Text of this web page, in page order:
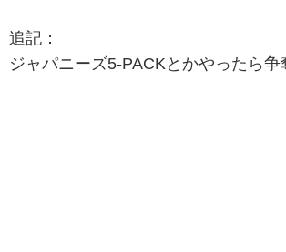
追記：
ジャパニーズ5-PACKとかやったら争